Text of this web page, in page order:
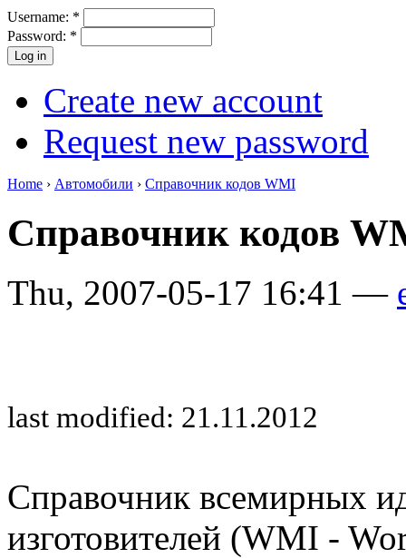
Username: *
Password: *
Create new account
Request new password
Home › Автомобили › Справочник кодов WMI
Справочник кодов
Thu, 2007-05-17 16:41 —
last modified: 21.11.2012
Справочник всемирных
изготовителей (WMI -